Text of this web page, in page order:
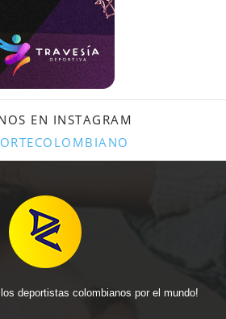
EN INSTAGRAM
los deportistas colombianos por el mundo!